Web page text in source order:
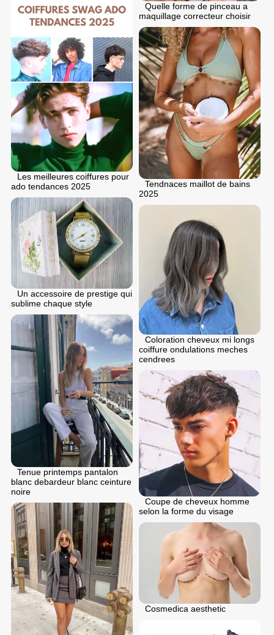
Quelle forme de pinceau a
maquillage correcteur choisir
Les meilleures coiffures pour
ado tendances 2025
Tendnaces maillot de bains
2025
Un accessoire de prestige qui
sublime chaque style
Coloration cheveux mi longs
coiffure ondulations meches
cendrees
Tenue printemps pantalon
blanc debardeur blanc ceinture
noire
Coupe de cheveux homme
selon la forme du visage
Cosmedica aesthetic